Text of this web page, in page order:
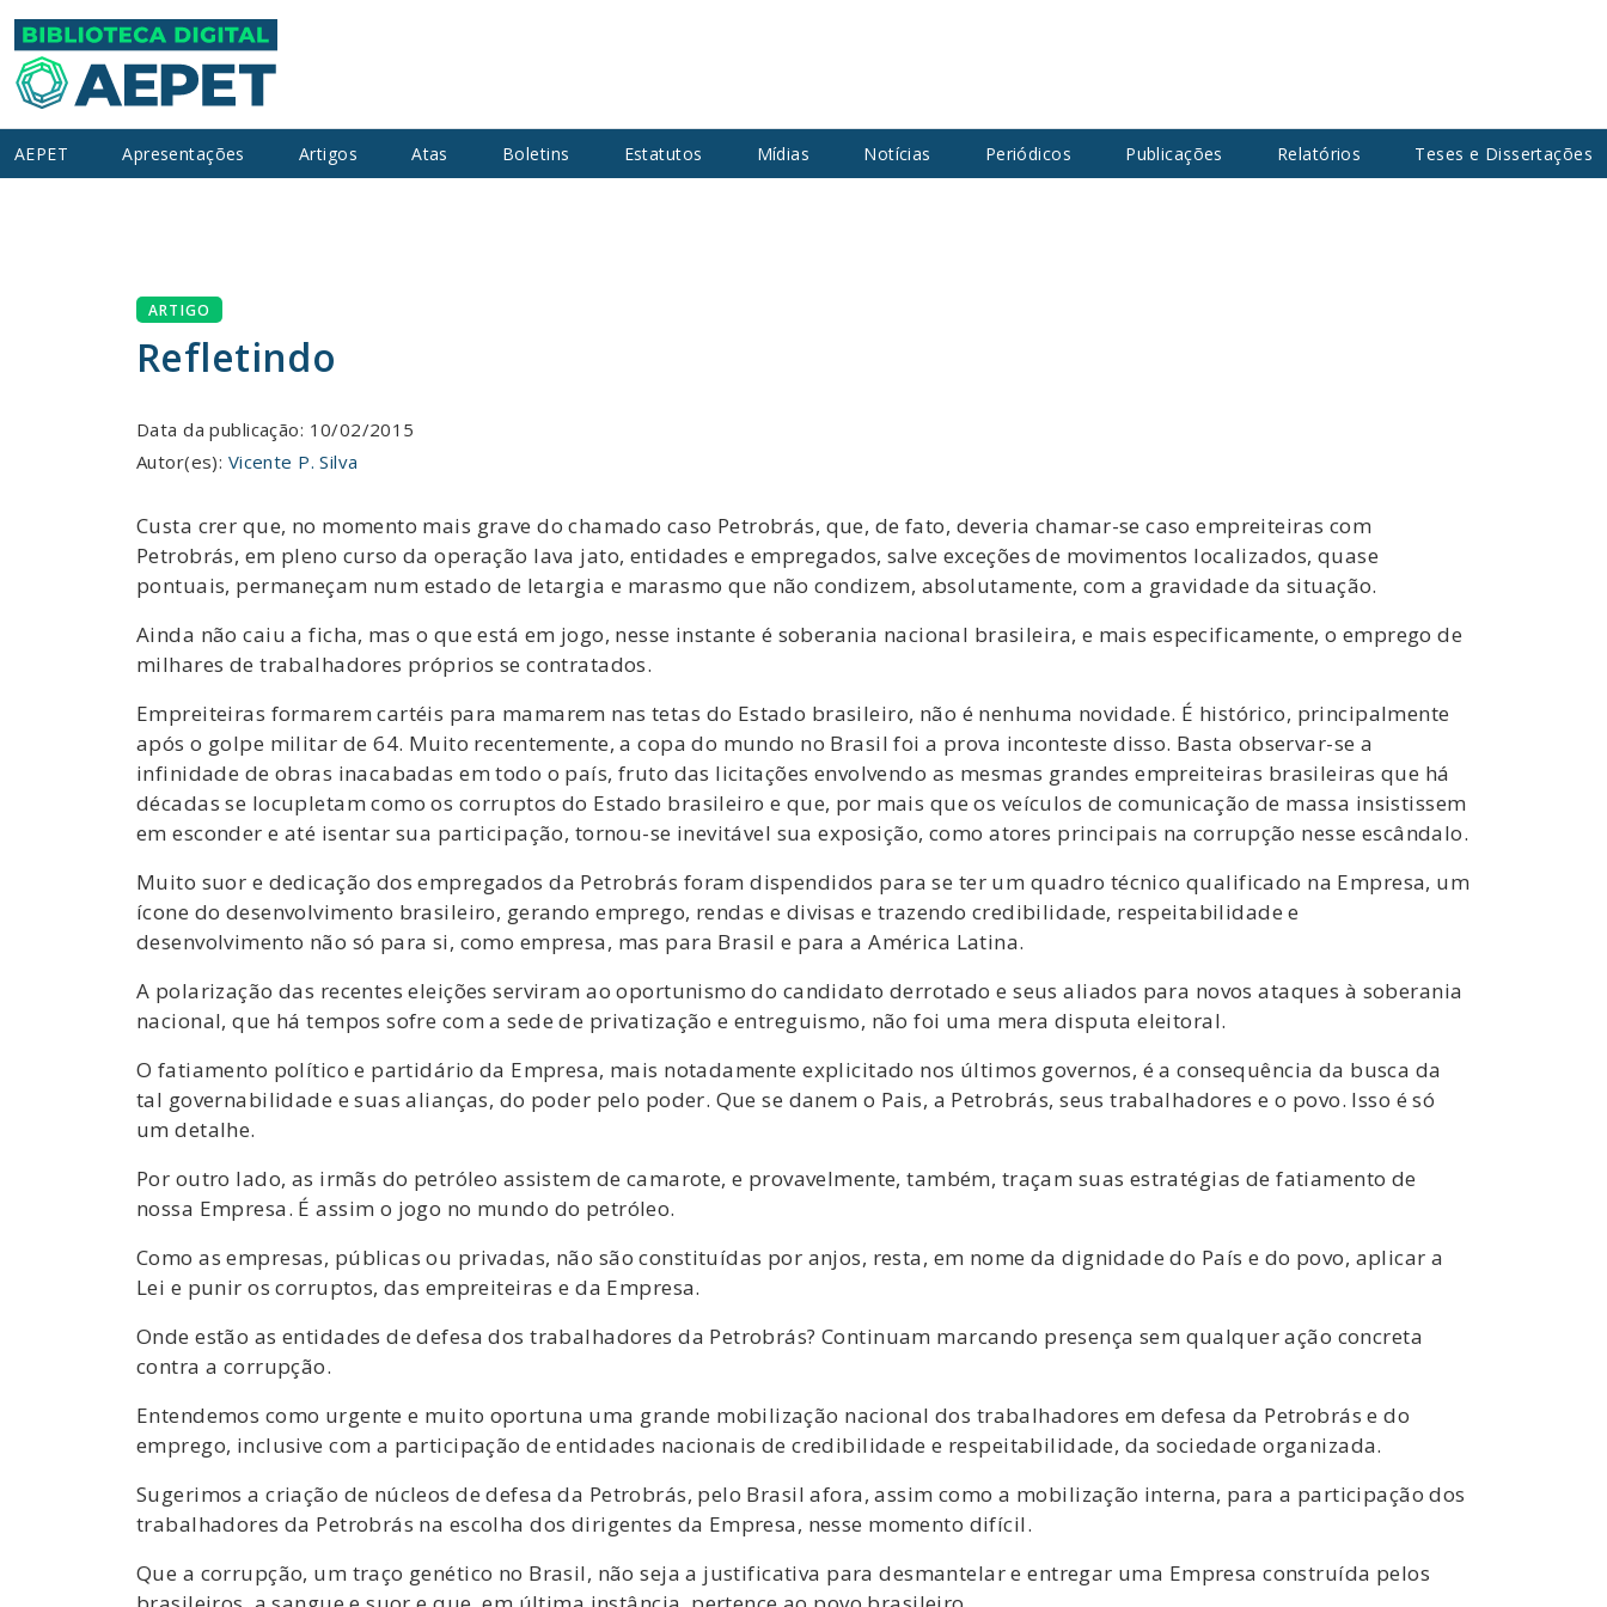
AEPET Apresentações Artigos Atas Boletins Estatutos Mídias Notícias Periódicos Publicações Relatórios Teses e Dissertações
ARTIGO
Refletindo
Data da publicação: 10/02/2015
Autor(es): Vicente P. Silva
Custa crer que, no momento mais grave do chamado caso Petrobrás, que, de fato, deveria chamar-se caso empreiteiras com
Petrobrás, em pleno curso da operação lava jato, entidades e empregados, salve exceções de movimentos localizados, quase
pontuais, permaneçam num estado de letargia e marasmo que não condizem, absolutamente, com a gravidade da situação.
Ainda não caiu a ficha, mas o que está em jogo, nesse instante é soberania nacional brasileira, e mais especificamente, o emprego de
milhares de trabalhadores próprios se contratados.
Empreiteiras formarem cartéis para mamarem nas tetas do Estado brasileiro, não é nenhuma novidade. É histórico, principalmente
após o golpe militar de 64. Muito recentemente, a copa do mundo no Brasil foi a prova inconteste disso. Basta observar-se a
infinidade de obras inacabadas em todo o país, fruto das licitações envolvendo as mesmas grandes empreiteiras brasileiras que há
décadas se locupletam como os corruptos do Estado brasileiro e que, por mais que os veículos de comunicação de massa insistissem
em esconder e até isentar sua participação, tornou-se inevitável sua exposição, como atores principais na corrupção nesse escândalo.
Muito suor e dedicação dos empregados da Petrobrás foram dispendidos para se ter um quadro técnico qualificado na Empresa, um
ícone do desenvolvimento brasileiro, gerando emprego, rendas e divisas e trazendo credibilidade, respeitabilidade e
desenvolvimento não só para si, como empresa, mas para Brasil e para a América Latina.
A polarização das recentes eleições serviram ao oportunismo do candidato derrotado e seus aliados para novos ataques à soberania
nacional, que há tempos sofre com a sede de privatização e entreguismo, não foi uma mera disputa eleitoral.
O fatiamento político e partidário da Empresa, mais notadamente explicitado nos últimos governos, é a consequência da busca da
tal governabilidade e suas alianças, do poder pelo poder. Que se danem o Pais, a Petrobrás, seus trabalhadores e o povo. Isso é só
um detalhe.
Por outro lado, as irmãs do petróleo assistem de camarote, e provavelmente, também, traçam suas estratégias de fatiamento de
nossa Empresa. É assim o jogo no mundo do petróleo.
Como as empresas, públicas ou privadas, não são constituídas por anjos, resta, em nome da dignidade do País e do povo, aplicar a
Lei e punir os corruptos, das empreiteiras e da Empresa.
Onde estão as entidades de defesa dos trabalhadores da Petrobrás? Continuam marcando presença sem qualquer ação concreta
contra a corrupção.
Entendemos como urgente e muito oportuna uma grande mobilização nacional dos trabalhadores em defesa da Petrobrás e do
emprego, inclusive com a participação de entidades nacionais de credibilidade e respeitabilidade, da sociedade organizada.
Sugerimos a criação de núcleos de defesa da Petrobrás, pelo Brasil afora, assim como a mobilização interna, para a participação dos
trabalhadores da Petrobrás na escolha dos dirigentes da Empresa, nesse momento difícil.
Que a corrupção, um traço genético no Brasil, não seja a justificativa para desmantelar e entregar uma Empresa construída pelos